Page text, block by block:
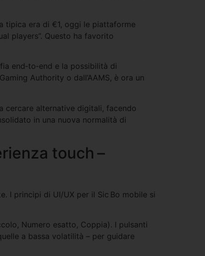
tipica era di €1, oggi le piattaforme
players”. Questo ha favorito
end‑to‑end e la possibilità di
Authority o dall’AAMS, è ora un
cercare alternative digitali, facendo
in una nuova normalità di
touch –
I principi di UI/UX per il Sic Bo mobile si
Numero esatto, Coppia). I pulsanti
a bassa volatilità – per guidare